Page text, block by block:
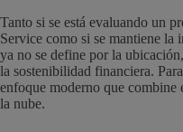
Tanto si se está evaluando un
Service como si se mantiene la
ya no se define por la
la sostenibilidad financiera.
enfoque moderno que
la nube.